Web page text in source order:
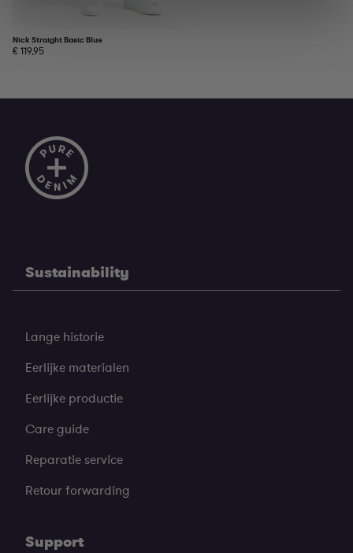
Nick Straight Basic Blue
€ 119,95
Sustainability
Lange historie
Eerlijke materialen
Eerlijke productie
Care guide
Reparatie service
Retour forwarding
Support